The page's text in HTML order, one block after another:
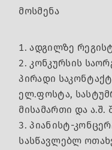
მოსმენა
ადგილზე
კონკურსის
პირადი
ელ.ფოსტა,
მისამართი და ა.შ.
პიანისტ-
სასწავლებლ